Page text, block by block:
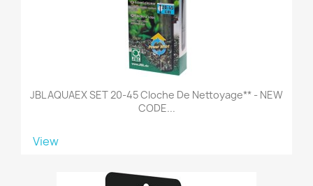
JBL AQUAEX SET 20-45 Cloche De Nettoyage** - NEW
CODE...
View